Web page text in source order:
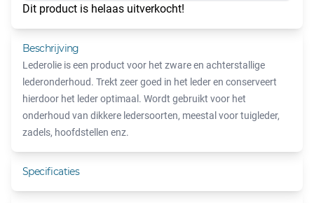
Dit product is helaas uitverkocht!
Beschrijving
Lederolie is een product voor het zware en achterstallige
lederonderhoud. Trekt zeer goed in het leder en conserveert
hierdoor het leder optimaal. Wordt gebruikt voor het
onderhoud van dikkere ledersoorten, meestal voor tuigleder,
zadels, hoofdstellen enz.
Specificaties